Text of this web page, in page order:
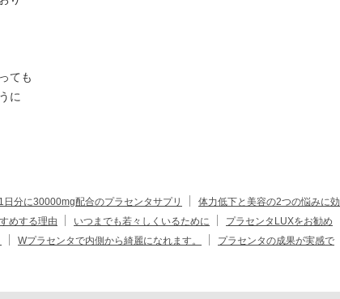
ても
に
1日分に30000mg配合のプラセンタサプリ
体力低下と美容の2つの悩みに効
めする理由 いつまでも若々しくいるために
プラセンタLUXをお勧め
Wプラセンタで内側から綺麗になれます。
プラセンタの成果が実感で